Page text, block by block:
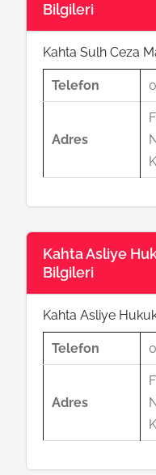
Bilgileri
Kahta Sulh Ceza
Telefon
Adres
Kahta Asliye
Bilgileri
Kahta Asliye
Telefon
Adres